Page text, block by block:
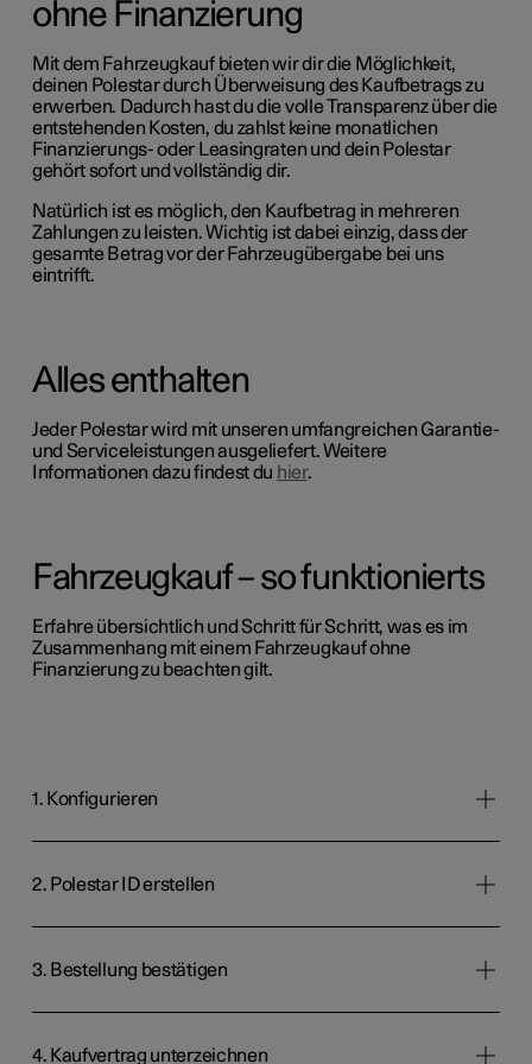
ohne Finanzierung
Mit dem Fahrzeugkauf bieten wir dir die Möglichkeit,
deinen Polestar durch Überweisung des Kaufbetrags zu
erwerben. Dadurch hast du die volle Transparenz über die
entstehenden Kosten, du zahlst keine monatlichen
Finanzierungs- oder Leasingraten und dein Polestar
gehört sofort und vollständig dir.
Natürlich ist es möglich,den Kaufbetrag in mehreren
Zahlungen zu leisten. Wichtig ist dabei einzig, dass der
gesamte Betrag vor der Fahrzeugübergabe bei uns
eintrifft.
Alles enthalten
Jeder Polestar wird mit unseren umfangreichen Garantie-
und Serviceleistungen ausgeliefert.Weitere
Informationen dazu findest du hier.
Fahrzeugkauf – so funktionierts
Erfahre übersichtlich und Schritt für Schritt, was es im
Zusammenhang mit einem Fahrzeugkauf ohne
Finanzierung zu beachten gilt.
1. Konfigurieren
2. Polestar ID erstellen
3. Bestellung bestätigen
4. Kaufvertrag unterzeichnen